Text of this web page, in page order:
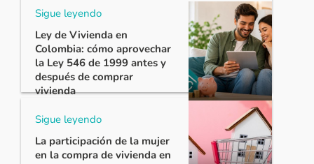
Sigue leyendo
Ley de Vivienda en
Colombia: cómo aprovechar
la Ley 546 de 1999 antes y
después de comprar
vivienda
Sigue leyendo
La participación de la mujer
en la compra de vivienda en